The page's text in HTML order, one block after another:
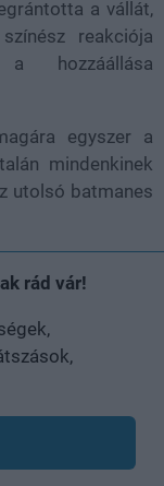
a vállát,
reakciója
hozzáállása
egyszer a
mindenkinek
utolsó batmanes
rád vár!